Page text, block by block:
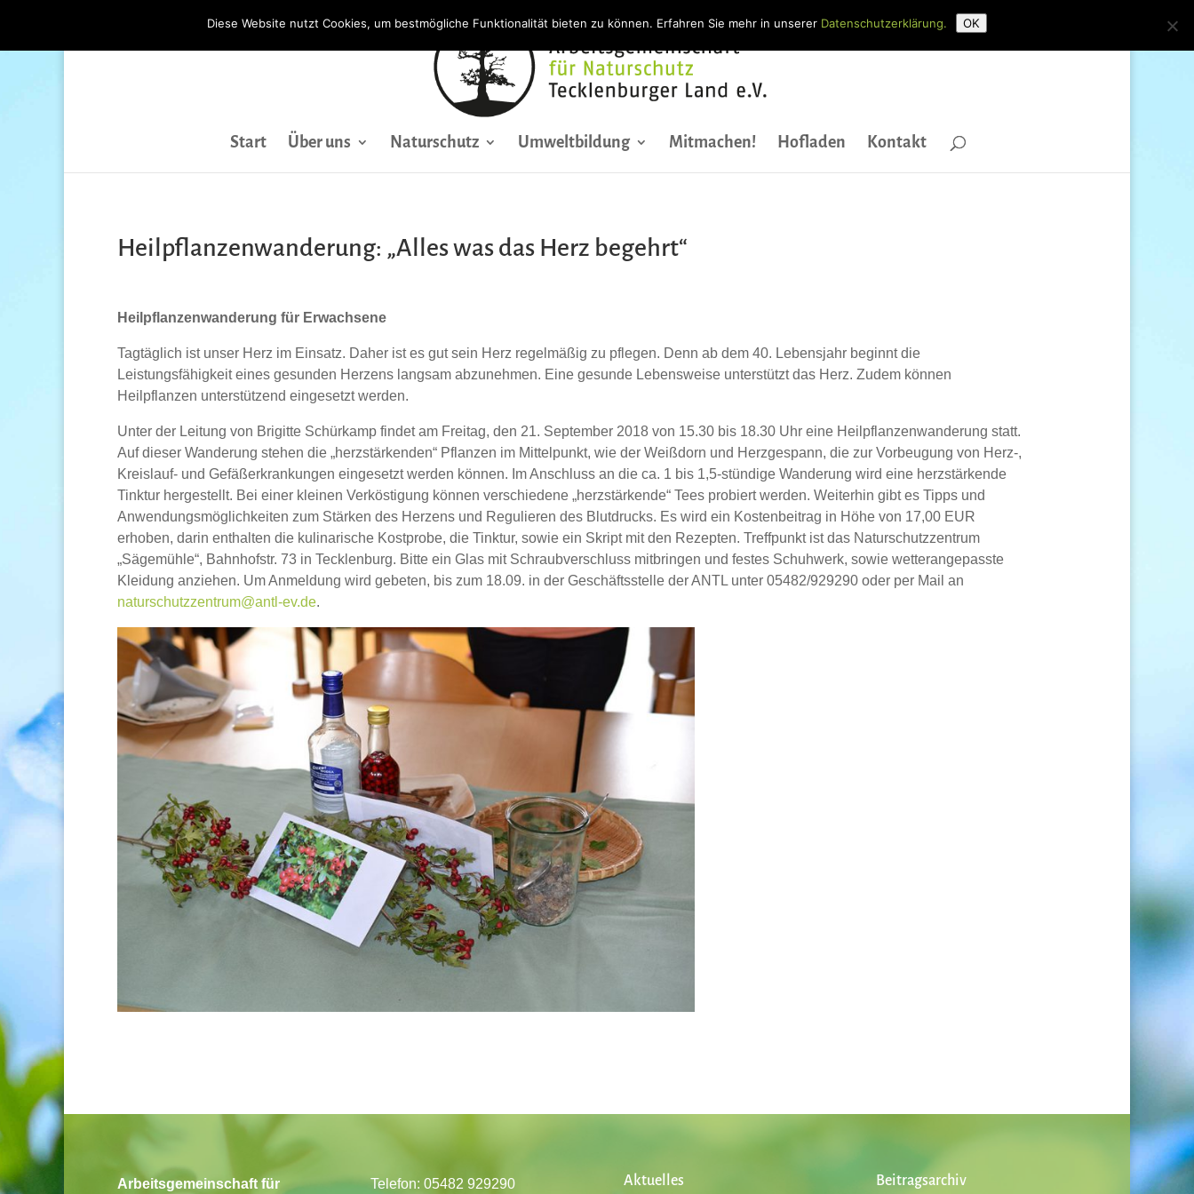
Start Über uns Naturschutz Umweltbildung Mitmachen! Hofladen Kontakt
Heilpflanzenwanderung: „Alles was das Herz begehrt“
Heilpflanzenwanderung für Erwachsene
Tagtäglich ist unser Herz im Einsatz. Daher ist es gut sein Herz regelmäßig zu pflegen. Denn ab dem 40. Lebensjahr beginnt die
Leistungsfähigkeit eines gesunden Herzens langsam abzunehmen. Eine gesunde Lebensweise unterstützt das Herz. Zudem können
Heilpflanzen unterstützend eingesetzt werden.
Unter der Leitung von Brigitte Schürkamp findet am Freitag, den 21. September 2018 von 15.30 bis 18.30 Uhr eine Heilpflanzenwanderung statt.
Auf dieser Wanderung stehen die „herzstärkenden“ Pflanzen im Mittelpunkt, wie der Weißdorn und Herzgespann, die zur Vorbeugung von Herz-,
Kreislauf- und Gefäßerkrankungen eingesetzt werden können. Im Anschluss an die ca. 1 bis 1,5-stündige Wanderung wird eine herzstärkende
Tinktur hergestellt. Bei einer kleinen Verköstigung können verschiedene „herzstärkende“ Tees probiert werden. Weiterhin gibt es Tipps und
Anwendungsmöglichkeiten zum Stärken des Herzens und Regulieren des Blutdrucks. Es wird ein Kostenbeitrag in Höhe von 17,00 EUR
erhoben, darin enthalten die kulinarische Kostprobe, die Tinktur, sowie ein Skript mit den Rezepten. Treffpunkt ist das Naturschutzzentrum
„Sägemühle“, Bahnhofstr. 73 in Tecklenburg. Bitte ein Glas mit Schraubverschluss mitbringen und festes Schuhwerk, sowie wetterangepasste
Kleidung anziehen. Um Anmeldung wird gebeten, bis zum 18.09. in der Geschäftsstelle der ANTL unter 05482/929290 oder per Mail an
naturschutzzentrum@antl-ev.de.
Arbeitsgemeinschaft für Telefon: 05482 929290 Aktuelles Beitragsarchiv
Diese Website nutzt Cookies, um bestmögliche Funktionalität bieten zu können. Erfahren Sie mehr in unserer Datenschutzerklärung. OK